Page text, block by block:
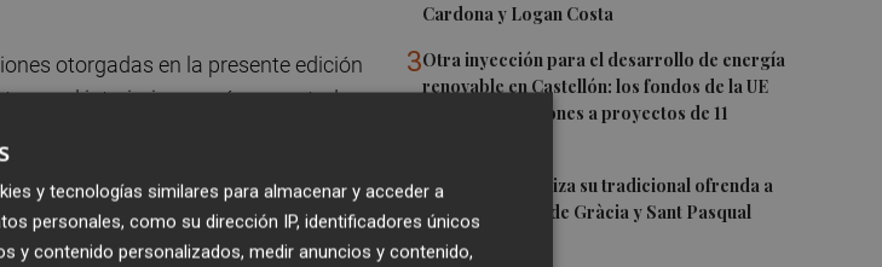
Cardona y Logan Costa
3Otra inyección para el desarrollo de energía
renovable en Castellón: los fondos de la UE
destinan 19 millones a proyectos de 11
4El Villarreal realiza su tradicional ofrenda a
la Mare de Déu de Gràcia y Sant Pasqual
otorgadas en la presente edición
y el interiorismo más conectada
, intervino y subrayó “la solidez
y tecnologías similares para almacenar y acceder a
personales, como su dirección IP, identificadores únicos
y contenido personalizados, medir anuncios y contenido,